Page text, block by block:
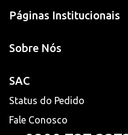
Páginas Institucionais
Sobre Nós
SAC
Status do Pedido
Fale Conosco